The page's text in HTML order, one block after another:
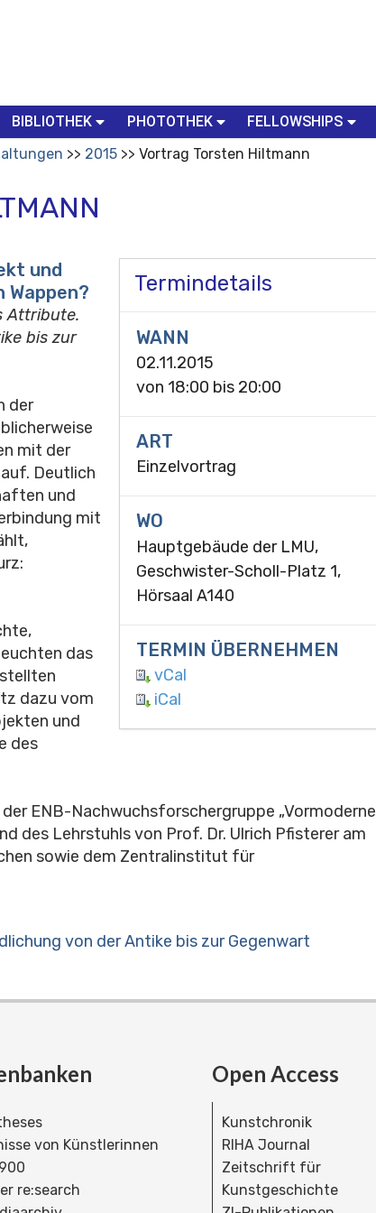
BIBLIOTHEK PHOTOTHEK FELLOWSHIPS
2015 Vortrag Torsten Hiltmann
Termindetails
WANN
02.11.2015
von 18:00 bis 20:00
ART
Einzelvortrag
WO
Hauptgebäude der LMU,
Geschwister-Scholl-Platz 1,
Hörsaal A140
TERMIN ÜBERNEHMEN
vCal
iCal
und
Attribute.
bis zur
der
mit der
Deutlich
und
mit
das
dazu vom
und
des
ENB-Nachwuchsforschergruppe „Vormoderne
des Lehrstuhls von Prof. Dr. Ulrich Pfisterer am
sowie dem Zentralinstitut für
von der Antike bis zur Gegenwart
von Künstlerinnen
re:search
Open Access
Kunstchronik
RIHA Journal
Zeitschrift für
Kunstgeschichte